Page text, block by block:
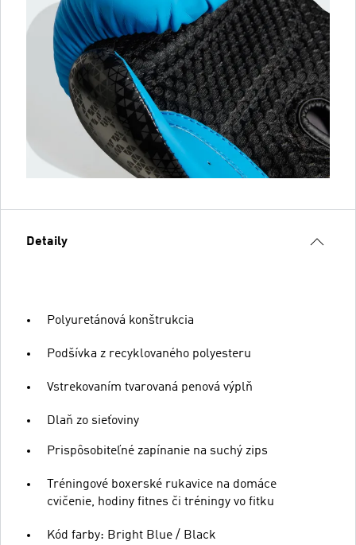
Detaily
Polyuretánová konštrukcia
Podšívka z recyklovaného polyesteru
Vstrekovaním tvarovaná penová výplň
Dlaň zo sieťoviny
Prispôsobiteľné zapínanie na suchý zips
Tréningové boxerské rukavice na domáce
cvičenie, hodiny fitnes či tréningy vo fitku
Kód farby: Bright Blue / Black